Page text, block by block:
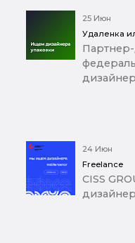
25 Июн
Удаленка
24 Июн
Freelance
CISS